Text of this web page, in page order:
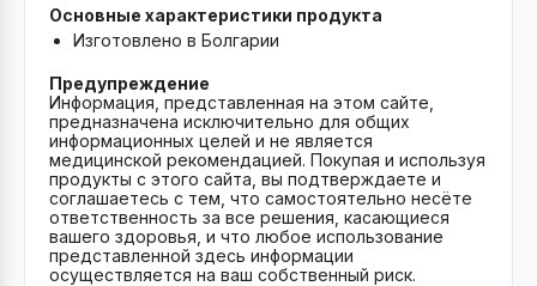
Основные характеристики продукта
Изготовлено в Болгарии
Предупреждение
Информация, представленная на этом сайте,
предназначена исключительно для общих
информационных целей и не является
медицинской рекомендацией. Покупая и используя
продукты с этого сайта, вы подтверждаете и
соглашаетесь с тем, что самостоятельно несёте
ответственность за все решения, касающиеся
вашего здоровья, и что любое использование
представленной здесь информации
осуществляется на ваш собственный риск.